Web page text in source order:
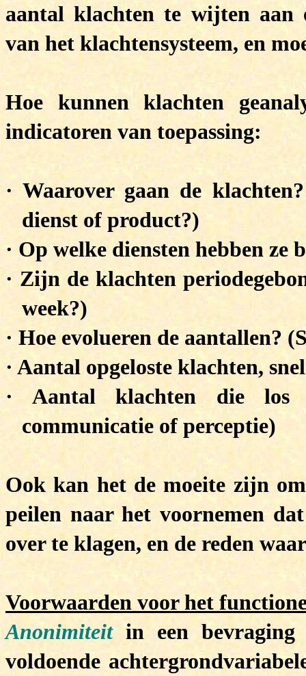
aantal klachten te wijten aan
van het klachtensysteem, en
Hoe kunnen klachten
indicatoren van toepassing:
· Waarover gaan de
dienst of product?)
· Op welke diensten hebben ze
· Zijn de klachten
week?)
· Hoe evolueren de aantallen?
· Aantal opgeloste klachten,
·
Aantal klachten die los
communicatie of perceptie)
Ook kan het de moeite zijn
peilen naar het voornemen
over te klagen, en de reden
Voorwaarden voor het
Anonimiteitin een bevraging
voldoende